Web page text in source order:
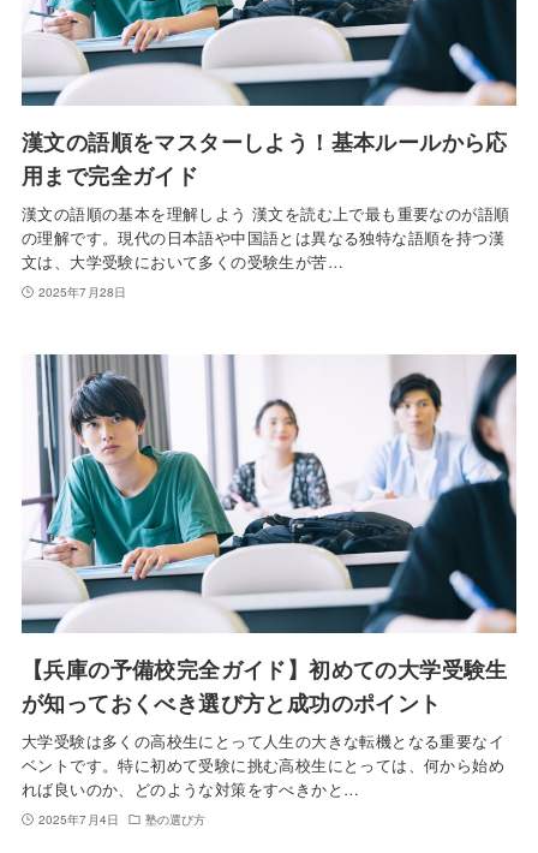
漢文の語順をマスターしよう！基本ルールから応
用まで完全ガイド
漢文の語順の基本を理解しよう 漢文を読む上で最も重要なのが語順
の理解です。現代の日本語や中国語とは異なる独特な語順を持つ漢
文は、大学受験において多くの受験生が苦…
2025年7月28日
【兵庫の予備校完全ガイド】初めての大学受験生
が知っておくべき選び方と成功のポイント
大学受験は多くの高校生にとって人生の大きな転機となる重要なイ
ベントです。特に初めて受験に挑む高校生にとっては、何から始め
れば良いのか、どのような対策をすべきかと…
2025年7月4日 塾の選び方